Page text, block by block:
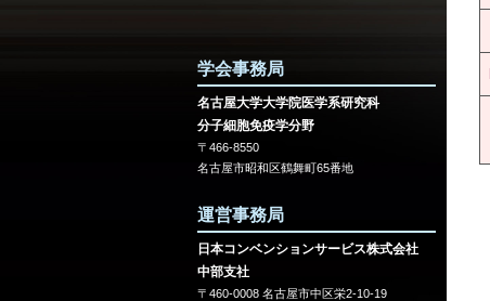
学会事務局
名古屋大学大学院医学系研究科
分子細胞免疫学分野
〒466-8550
名古屋市昭和区鶴舞町65番地
運営事務局
日本コンベンションサービス株式会社
中部支社
〒460-0008 名古屋市中区栄2-10-19